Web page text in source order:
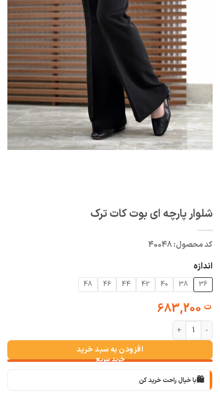
شلوار پارچه ای بوت کات ترک
کد محصول:40048
اندازه
36
38
40
42
44
46
48
ت683,200
شلوار پارچه ای بوت کات ترک عدد
افزودن به سبد خرید
🛍️با خیال راحت خرید کن